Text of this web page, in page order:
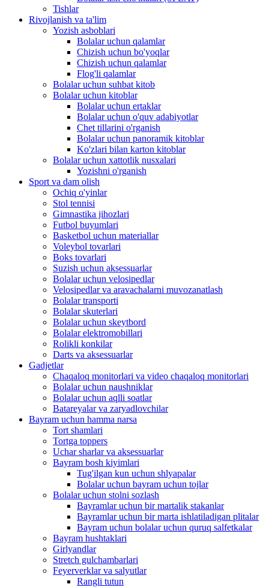
Tishlar
Rivojlanish va ta'lim
Yozish asboblari
Bolalar uchun qalamlar
Chizish uchun bo'yoqlar
Chizish uchun qalamlar
Flog'li qalamlar
Bolalar uchun suhbat kitob
Bolalar uchun kitoblar
Bolalar uchun ertaklar
Bolalar uchun o'quv adabiyotlar
Chet tillarini o'rganish
Bolalar uchun panoramik kitoblar
Ko'zlari bilan karton kitoblar
Bolalar uchun xattotlik nusxalari
Yozishni o'rganish
Sport va dam olish
Ochiq o'yinlar
Stol tennisi
Gimnastika jihozlari
Futbol buyumlari
Basketbol uchun materiallar
Voleybol tovarlari
Boks tovarlari
Suzish uchun aksessuarlar
Bolalar uchun velosipedlar
Velosipedlar va aravachalarni muvozanatlash
Bolalar transporti
Bolalar skuterlari
Bolalar uchun skeytbord
Bolalar elektromobillari
Rolikli konkilar
Darts va aksessuarlar
Gadjetlar
Chaqaloq monitorlari va video chaqaloq monitorlari
Bolalar uchun naushniklar
Bolalar uchun aqlli soatlar
Batareyalar va zaryadlovchilar
Bayram uchun hamma narsa
Tort shamlari
Tortga toppers
Uchar sharlar va aksessuarlar
Bayram bosh kiyimlari
Tug'ilgan kun uchun shlyapalar
Bolalar uchun bayram uchun tojlar
Bolalar uchun stolni sozlash
Bayramlar uchun bir martalik stakanlar
Bayramlar uchun bir marta ishlatiladigan plitalar
Bayram uchun bolalar uchun quruq salfetkalar
Bayram hushtaklari
Girlyandlar
Stretch gulchambarlari
Feyerverklar va salyutlar
Rangli tutun